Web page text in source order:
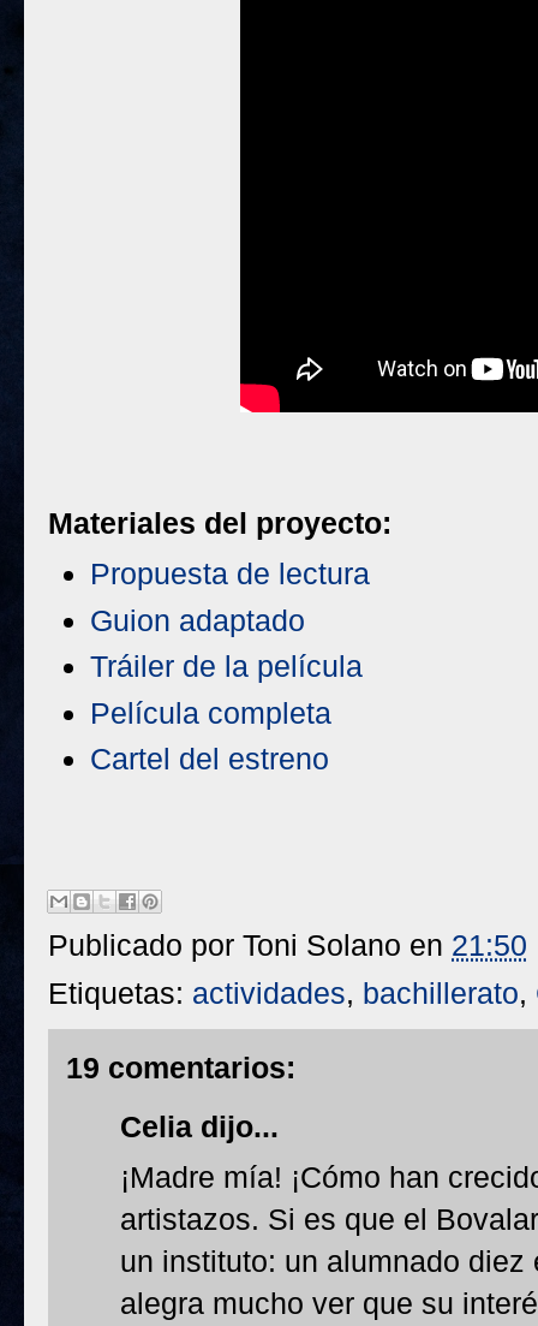
Materiales del proyecto:
Propuesta de lectura
Guion adaptado
Tráiler de la película
Película completa
Cartel del estreno
Publicado por Toni Solano en 21:50
Etiquetas: actividades, bachillerato,
19 comentarios:
Celia dijo...
¡Madre mía! ¡Cómo han
artistazos. Si es que el
un instituto: un alumnado
alegra mucho ver que su